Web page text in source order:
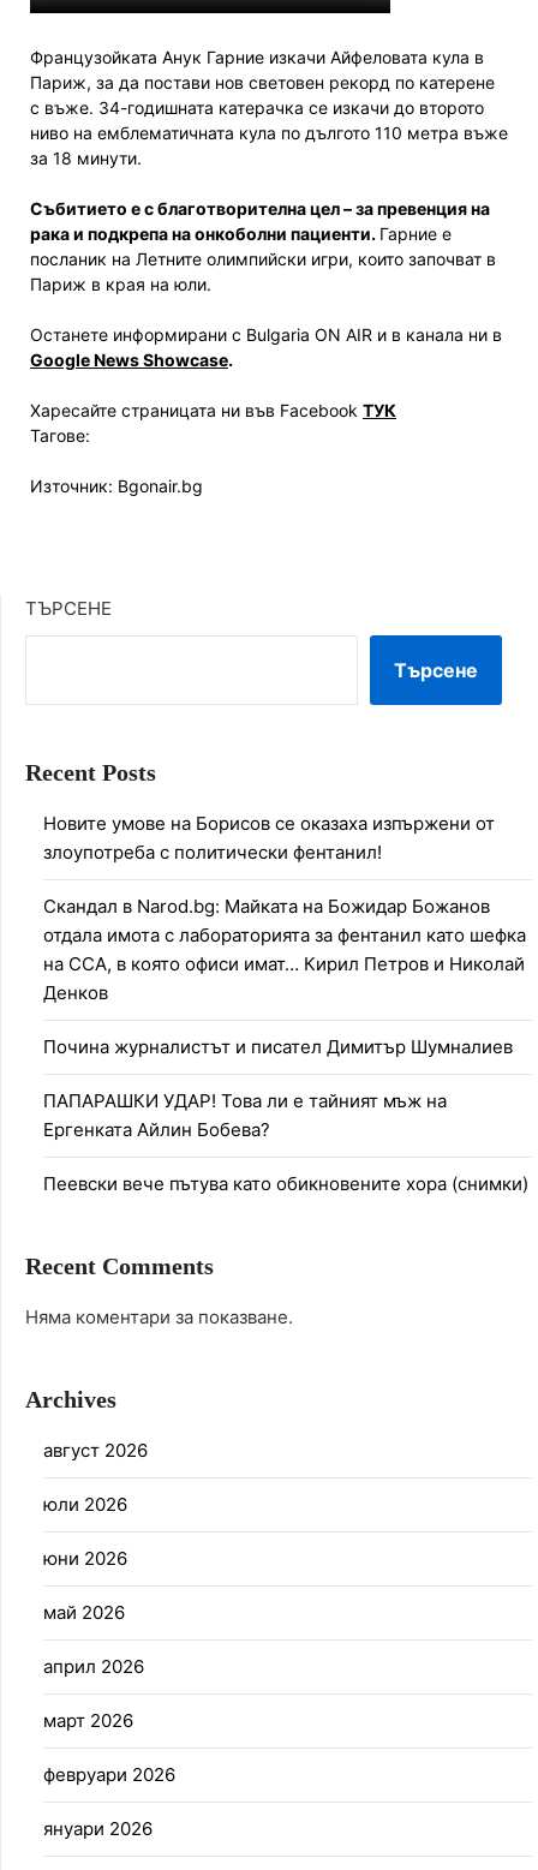
Французойката Анук Гарние изкачи Айфеловата кула в
Париж, за да постави нов световен рекорд по катерене
с въже. 34-годишната катерачка се изкачи до второто
ниво на емблематичната кула по дългото 110 метра въже
за 18 минути.
Събитието е с благотворителна цел – за превенция на
рака и подкрепа на онкоболни пациенти. Гарние е
посланик на Летните олимпийски игри, които започват в
Париж в края на юли.
Останете информирани с Bulgaria ON AIR и в канала ни в
Google News Showcase.
Харесайте страницата ни във Facebook ТУК
Тагове:
Източник: Bgonair.bg
ТЪРСЕНЕ
Търсене
Recent Posts
Новите умове на Борисов се оказаха изпържени от
злоупотреба с политически фентанил!
Скандал в Narod.bg: Майката на Божидар Божанов
отдала имота с лабораторията за фентанил като шефка
на ССА, в която офиси имат… Кирил Петров и Николай
Денков
Почина журналистът и писател Димитър Шумналиев
ПАПАРАШКИ УДАР! Това ли е тайният мъж на
Ергенката Айлин Бобева?
Пеевски вече пътува като обикновените хора (снимки)
Recent Comments
Няма коментари за показване.
Archives
август 2026
юли 2026
юни 2026
май 2026
април 2026
март 2026
февруари 2026
януари 2026